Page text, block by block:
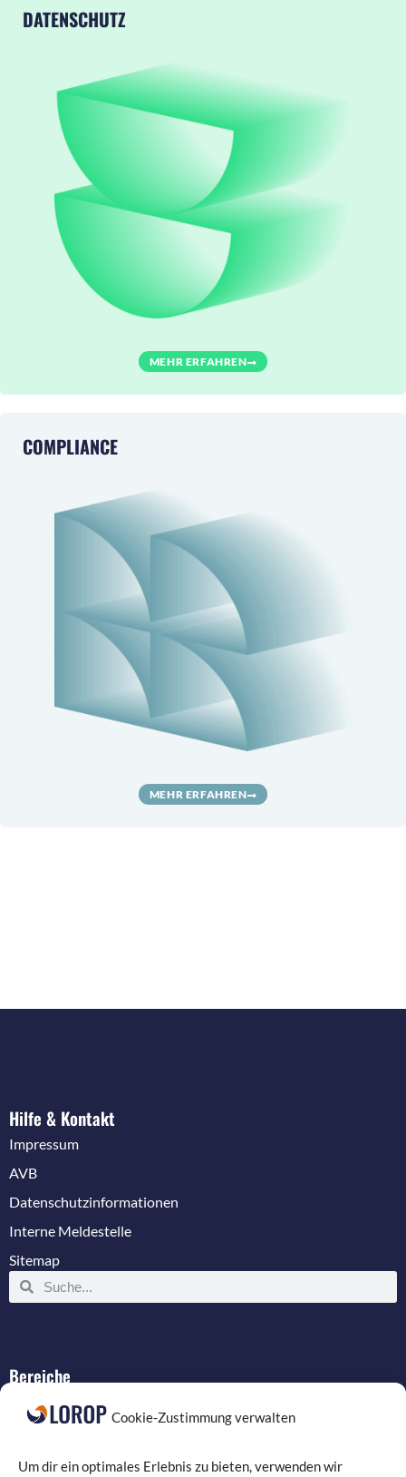
Cookie-Zustimmung verwalten
Um dir ein optimales Erlebnis zu bieten, verwenden wir
DATENSCHUTZ
MEHR ERFAHREN
COMPLIANCE
MEHR ERFAHREN
Bereiche
Verkabelung
Hilfe & Kontakt
Impressum
AVB
Datenschutzinformationen
Interne Meldestelle
Sitemap